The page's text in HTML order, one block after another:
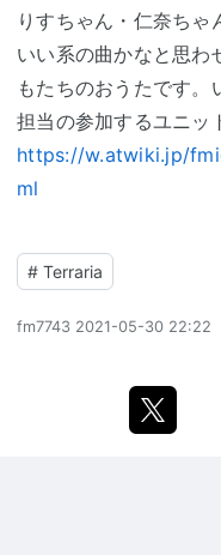
りすちゃん・仁奈ち
いい系の曲かなと思わ
もたちのおうたです。
担当の参加するユニッ
https://w.atwiki.jp/
ml
# Terraria
fm7743 2021-05-30 22:22